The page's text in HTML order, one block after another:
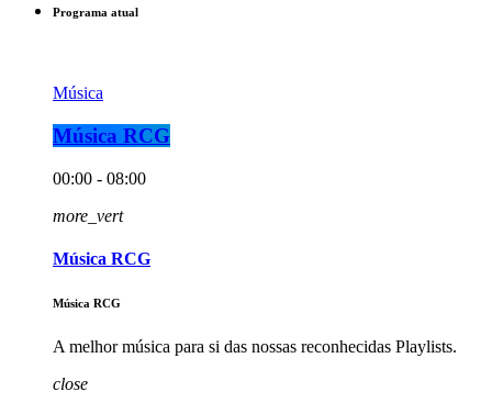
Programa atual
Música
Música RCG
00:00 - 08:00
more_vert
Música RCG
Música RCG
A melhor música para si das nossas reconhecidas Playlists.
close